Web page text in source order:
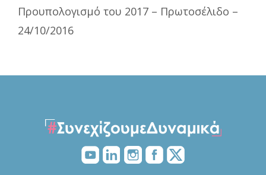
Προυπολογισμό του 2017 – Πρωτοσέλιδο –
24/10/2016